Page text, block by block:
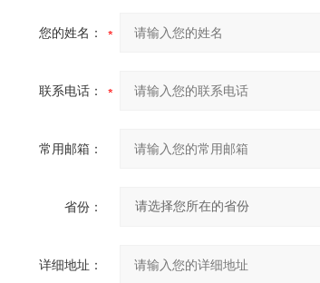
您的姓名：
联系电话：
常用邮箱：
省份：
详细地址：